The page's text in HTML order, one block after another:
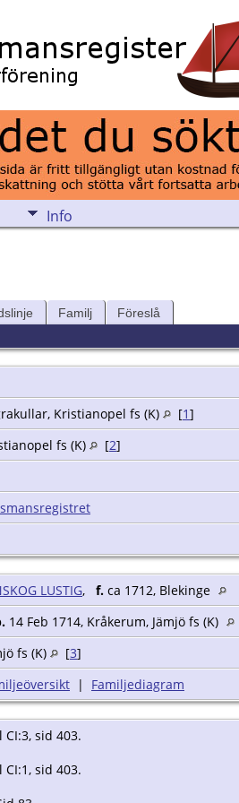
Info
Familj Föreslå
Kristianopel fs (K) [1]
fs (K) [2]
LUSTIG, f. ca 1712, Blekinge
14 Feb 1714, Kråkerum, Jämjö fs (K)
fs (K) [3]
| Familjediagram
sid 403.
sid 403.